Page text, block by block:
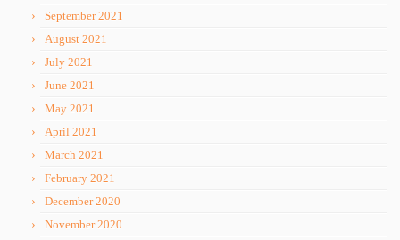
September 2021
August 2021
July 2021
June 2021
May 2021
April 2021
March 2021
February 2021
December 2020
November 2020